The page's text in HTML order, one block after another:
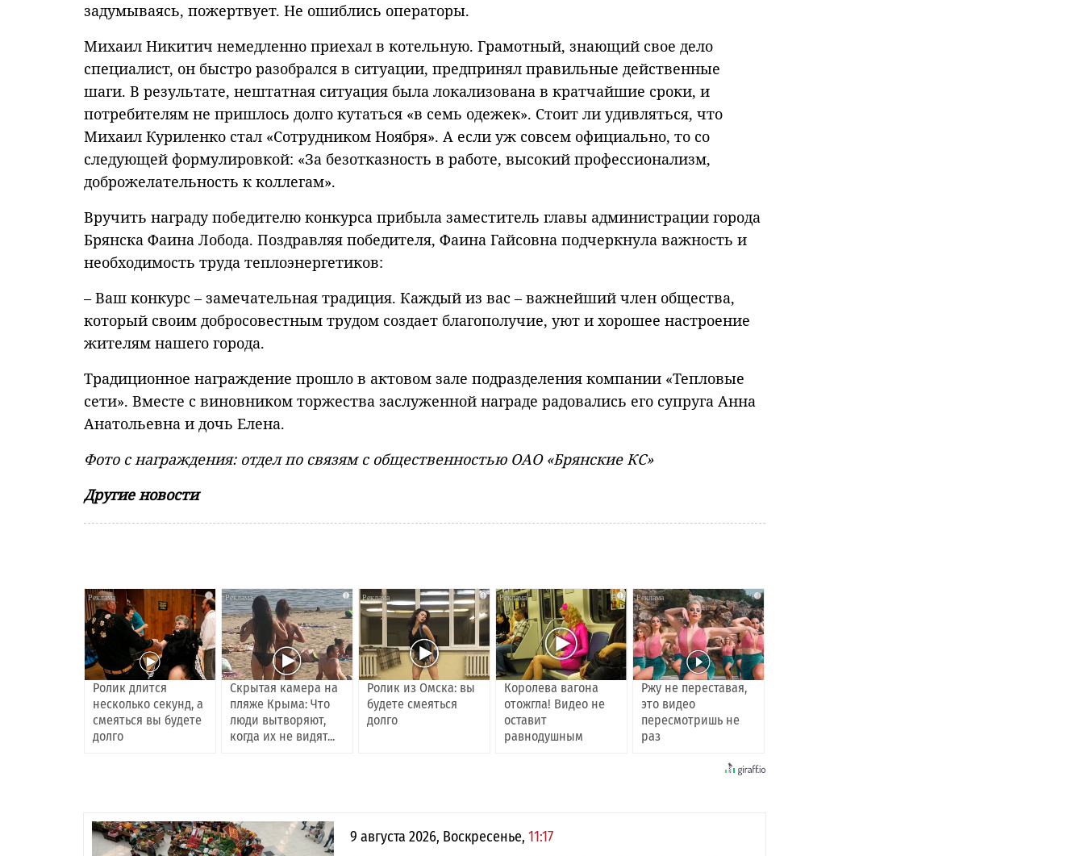
задумываясь, пожертвует. Не ошиблись операторы.
Михаил Никитич немедленно приехал в котельную. Грамотный, знающий свое дело
специалист, он быстро разобрался в ситуации, предпринял правильные действенные
шаги. В результате, нештатная ситуация была локализована в кратчайшие сроки, и
потребителям не пришлось долго кутаться «в семь одежек». Стоит ли удивляться, что
Михаил Куриленко стал «Сотрудником Ноября». А если уж совсем официально, то со
следующей формулировкой: «За безотказность в работе, высокий профессионализм,
доброжелательность к коллегам».
Вручить награду победителю конкурса прибыла заместитель главы администрации города
Брянска Фаина Лобода. Поздравляя победителя, Фаина Гайсовна подчеркнула важность и
необходимость труда теплоэнергетиков:
– Ваш конкурс – замечательная традиция. Каждый из вас – важнейший член общества,
который своим добросовестным трудом создает благополучие, уют и хорошее настроение
жителям нашего города.
Традиционное награждение прошло в актовом зале подразделения компании «Тепловые
сети». Вместе с виновником торжества заслуженной награде радовались его супруга Анна
Анатольевна и дочь Елена.
Фото с награждения: отдел по связям с общественностью ОАО «Брянские КС»
Другие новости
i
Ролик длится
несколько секунд, а
смеяться вы будете
долго
i
Скрытая камера на
пляже Крыма: Что
люди вытворяют,
когда их не видят...
i
Ролик из Омска: вы
будете смеяться
долго
i
Королева вагона
отожгла! Видео не
оставит
равнодушным
i
Ржу не переставая,
это видео
пересмотришь не
раз
9 августа 2026, Воскресенье, 11:17